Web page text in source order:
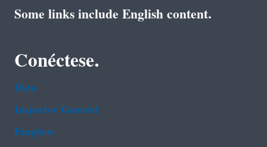
Some links include English content.
Conéctese.
Data
Inspector General
Empleos